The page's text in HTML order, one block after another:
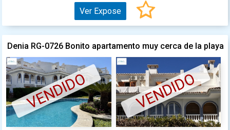
Ver Expose
Denia RG-0726 Bonito apartamento muy cerca de la playa
VENDIDO VENDIDO